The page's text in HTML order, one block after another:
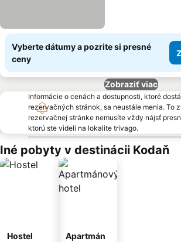
Vyberte dátumy a pozrite si presné
ceny
Zobraziť viac
Informácie o cenách a dostupnosti, ktoré
rezervačných stránok, sa neustále menia. To
rezervačnej stránke nemusíte vždy nájsť
ktorú ste videli na lokalite trivago.
Iné pobyty v destinácii Kodaň
Hostel
Apartmán